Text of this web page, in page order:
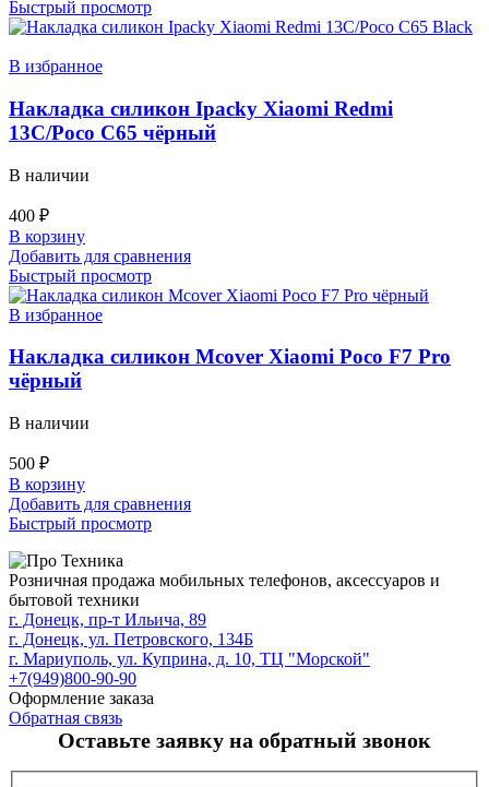
Быстрый просмотр
В избранное
Накладка силикон Ipacky Xiaomi Redmi
13C/Poco C65 чёрный
В наличии
400 ₽
В корзину
Добавить для сравнения
Быстрый просмотр
В избранное
Накладка силикон Mcover Xiaomi Poco F7 Pro
чёрный
В наличии
500 ₽
В корзину
Добавить для сравнения
Быстрый просмотр
Розничная продажа мобильных телефонов, аксессуаров и
бытовой техники
г. Донецк, пр-т Ильича, 89
г. Донецк, ул. Петровского, 134Б
г. Мариуполь, ул. Куприна, д. 10, ТЦ "Морской"
+7(949)800-90-90
Оформление заказа
Обратная связь
Оставьте заявку на обратный звонок